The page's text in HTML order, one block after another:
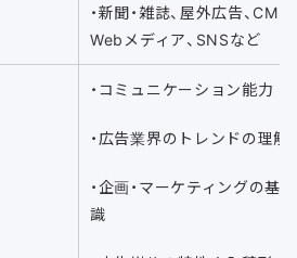
・新聞・雑誌、屋外広告、CM、
Webメディア、SNSなど
・コミュニケーション能力
・広告業界のトレンドの理解
・企画・マーケティングの基
識